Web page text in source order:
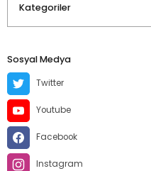
Kategoriler
Sosyal Medya
Twitter
Youtube
Facebook
Instagram